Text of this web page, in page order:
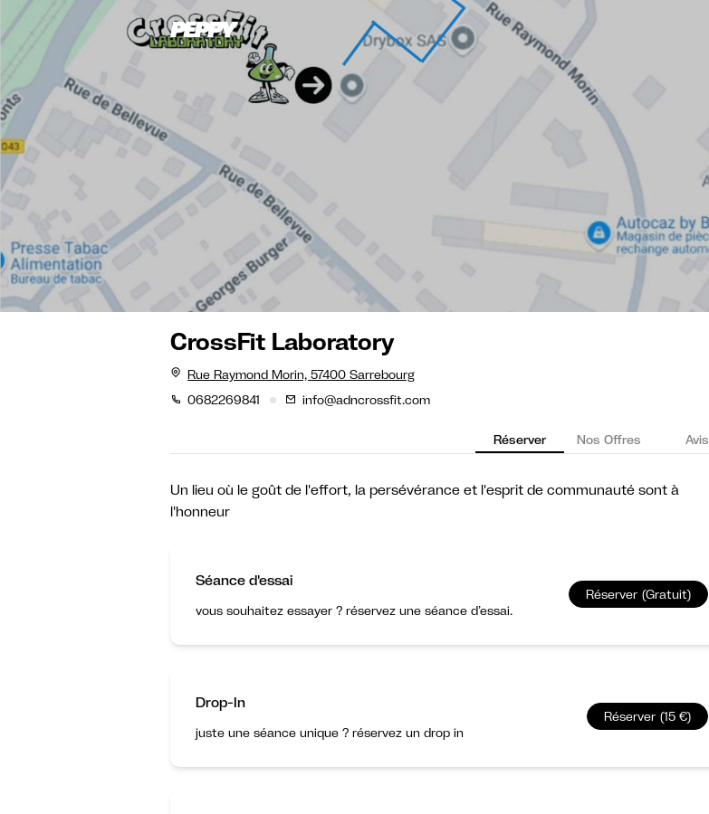
CrossFit Laboratory
Rue Raymond Morin, 57400 Sarrebourg
0682269841
info@adncrossfit.com
Réserver Nos Offres Avis
Un lieu où le goût de l'effort, la persévérance et l'esprit de communauté sont à
l'honneur
Séance d'essai
vous souhaitez essayer ? réservez une séance d’essai.
Réserver (Gratuit)
Drop-In
juste une séance unique ? réservez un drop in
Réserver (15 €)